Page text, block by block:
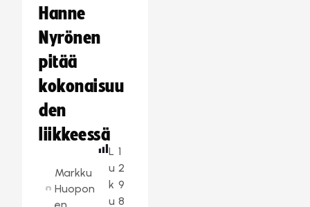
Hanne
Nyrönen
pitää
kokonaisuu
den
liikkeessä
Markku
Huopon
L
u
k
u
1
2
9
8